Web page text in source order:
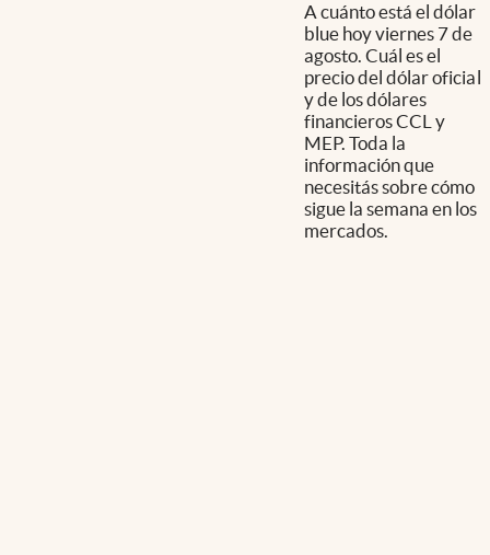
A cuánto está el dólar
blue hoy viernes 7 de
agosto. Cuál es el
precio del dólar oficial
y de los dólares
financieros CCL y
MEP. Toda la
información que
necesitás sobre cómo
sigue la semana en los
mercados.